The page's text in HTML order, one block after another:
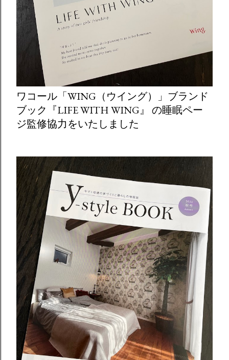
ワコール「WING（ウイング）」ブランド
ブック『LIFE WITH WING』 の睡眠ペー
ジ監修協力をいたしました